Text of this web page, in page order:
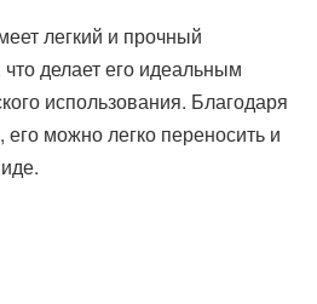
легкий и прочный
делает его идеальным
использования. Благодаря
можно легко переносить и